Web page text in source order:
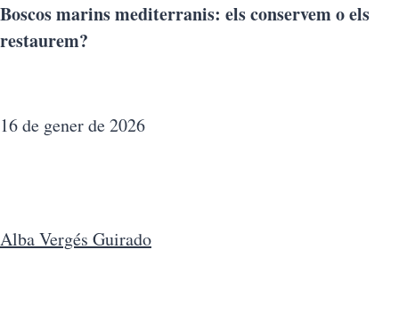
Boscos marins mediterranis: els conservem o els
restaurem?
16 de gener de 2026
Alba Vergés Guirado